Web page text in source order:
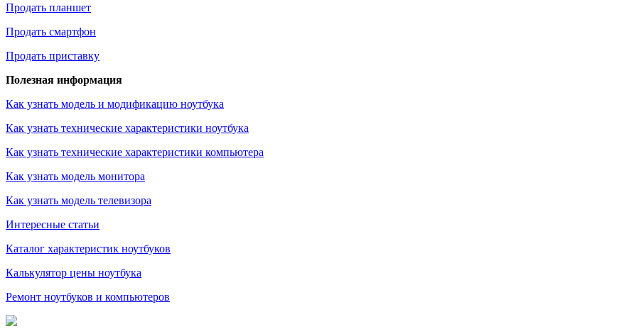
Продать планшет
Продать смартфон
Продать приставку
Полезная информация
Как узнать модель и модификацию ноутбука
Как узнать технические характеристики ноутбука
Как узнать технические характеристики компьютера
Как узнать модель монитора
Как узнать модель телевизора
Интересные статьи
Каталог характеристик ноутбуков
Калькулятор цены ноутбука
Ремонт ноутбуков и компьютеров